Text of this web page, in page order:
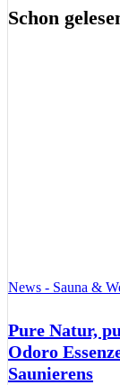
Schon
News - Sauna &
Pure Natur,
Odoro
Saunierens